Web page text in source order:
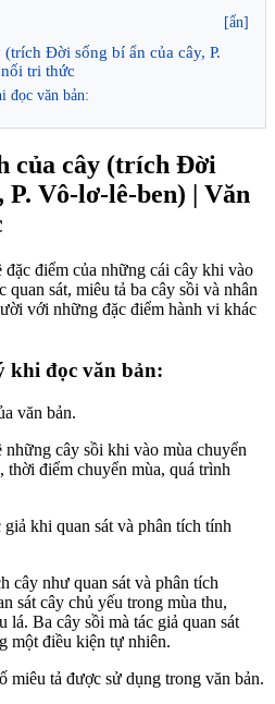
[ẩn]
Đời sống bí ẩn của cây, P.
tri thức
đọc văn bản:
của cây (trích Đời
P. Vô-lơ-lê-ben) | Văn
điểm của những cái cây khi vào
quan sát, miêu tả ba cây sồi và nhân
với những đặc điểm hành vi khác
khi đọc văn bản:
văn bản.
cây sồi khi vào mùa chuyển
điểm chuyển mùa, quá trình
khi quan sát và phân tích tính
cây như quan sát và phân tích
sát cây chủ yếu trong mùa thu,
lá. Ba cây sồi mà tác giả quan sát
một điều kiện tự nhiên.
miêu tả được sử dụng trong văn bản.